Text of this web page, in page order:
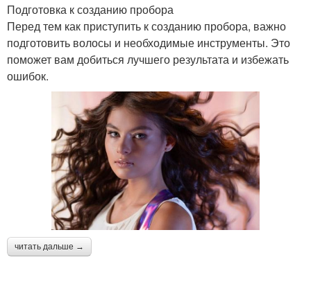
Подготовка к созданию пробора
Перед тем как приступить к созданию пробора, важно
подготовить волосы и необходимые инструменты. Это
поможет вам добиться лучшего результата и избежать
ошибок.
читать дальше →